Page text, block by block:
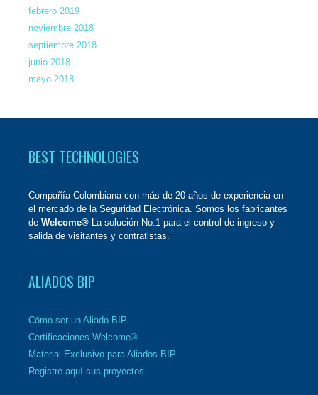
febrero 2019
noviembre 2018
septiembre 2018
junio 2018
mayo 2018
BEST TECHNOLOGIES
Compañía Colombiana con más de 20 años de experiencia en
el mercado de la Seguridad Electrónica. Somos los fabricantes
de Welcome® La solución No.1 para el control de ingreso y
salida de visitantes y contratistas.
ALIADOS BIP
Cómo ser un Aliado BIP
Certificaciones Welcome®
Material Exclusivo para Aliados BIP
Registre aquí sus proyectos